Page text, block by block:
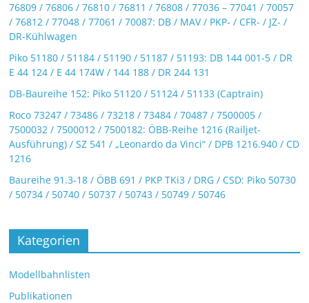
76809 / 76806 / 76810 / 76811 / 76808 / 77036 – 77041 / 70057
/ 76812 / 77048 / 77061 / 70087: DB / MAV / PKP- / CFR- / JZ- /
DR-Kühlwagen
Piko 51180 / 51184 / 51190 / 51187 / 51193: DB 144 001-5 / DR
E 44 124 / E 44 174W / 144 188 / DR 244 131
DB-Baureihe 152: Piko 51120 / 51124 / 51133 (Captrain)
Roco 73247 / 73486 / 73218 / 73484 / 70487 / 7500005 /
7500032 / 7500012 / 7500182: ÖBB-Reihe 1216 (Railjet-
Ausführung) / SZ 541 / „Leonardo da Vinci“ / DPB 1216.940 / CD
1216
Baureihe 91.3-18 / ÖBB 691 / PKP TKi3 / DRG / CSD: Piko 50730
/ 50734 / 50740 / 50737 / 50743 / 50749 / 50746
Kategorien
Modellbahnlisten
Publikationen